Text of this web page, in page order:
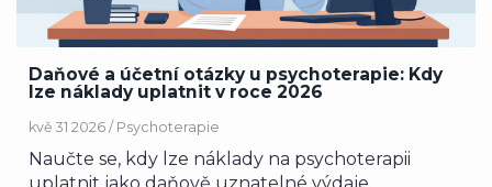
Daňové a účetní otázky u psychoterapie: Kdy
lze náklady uplatnit v roce 2026
kvě 31 2026 / Psychoterapie
Naučte se, kdy lze náklady na psychoterapii